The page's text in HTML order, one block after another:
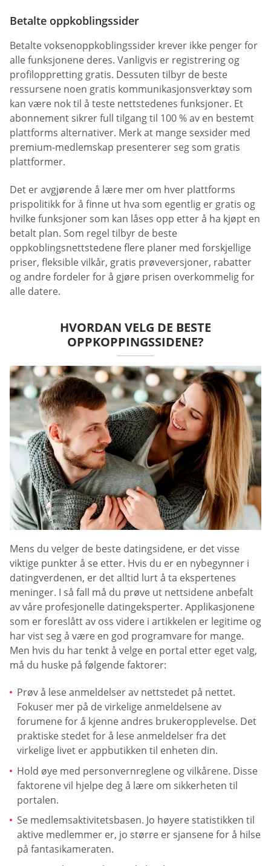
Betalte oppkoblingssider
Betalte voksenoppkoblingssider krever ikke penger for
alle funksjonene deres. Vanligvis er registrering og
profiloppretting gratis. Dessuten tilbyr de beste
ressursene noen gratis kommunikasjonsverktøy som
kan være nok til å teste nettstedenes funksjoner. Et
abonnement sikrer full tilgang til 100 % av en bestemt
plattforms alternativer. Merk at mange sexsider med
premium-medlemskap presenterer seg som gratis
plattformer.
Det er avgjørende å lære mer om hver plattforms
prispolitikk for å finne ut hva som egentlig er gratis og
hvilke funksjoner som kan låses opp etter å ha kjøpt en
betalt plan. Som regel tilbyr de beste
oppkoblingsnettstedene flere planer med forskjellige
priser, fleksible vilkår, gratis prøveversjoner, rabatter
og andre fordeler for å gjøre prisen overkommelig for
alle datere.
HVORDAN VELG DE BESTE
OPPKOPPINGSSIDENE?
Mens du velger de beste datingsidene, er det visse
viktige punkter å se etter. Hvis du er en nybegynner i
datingverdenen, er det alltid lurt å ta ekspertenes
meninger. I så fall må du prøve ut nettsidene anbefalt
av våre profesjonelle datingeksperter. Applikasjonene
som er foreslått av oss videre i artikkelen er legitime og
har vist seg å være en god programvare for mange.
Men hvis du har tenkt å velge en portal etter eget valg,
må du huske på følgende faktorer:
Prøv å lese anmeldelser av nettstedet på nettet.
Fokuser mer på de virkelige anmeldelsene av
forumene for å kjenne andres brukeropplevelse. Det
praktiske stedet for å lese anmeldelser fra det
virkelige livet er appbutikken til enheten din.
Hold øye med personvernreglene og vilkårene. Disse
faktorene vil hjelpe deg å lære om sikkerheten til
portalen.
Se medlemsaktivitetsbasen. Jo høyere statistikken til
aktive medlemmer er, jo større er sjansene for å hilse
på fantasikameraten.